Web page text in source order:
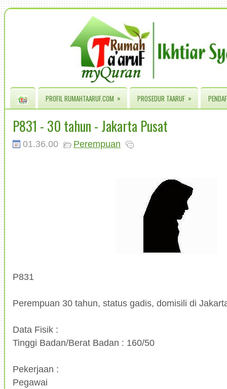
PROFIL RUMAHTAARUF.COM » PROSEDUR TAARUF »
P831 - 30 tahun - Jakarta Pusat
01.36.00 Perempuan
P831
Perempuan 30 tahun, status gadis, domisili di
Data Fisik :
Tinggi Badan/Berat Badan : 160/50
Pekerjaan :
Pegawai